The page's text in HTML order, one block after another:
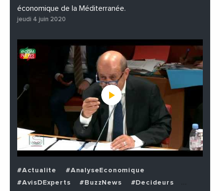
économique de la Méditerranée.
jeudi 4 juin 2020
#Actualite
#AnalyseEconomique
#AvisDExperts
#BuzzNews
#Decideurs